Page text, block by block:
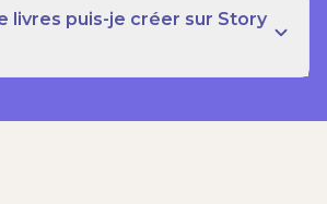
livres puis-je créer sur Story